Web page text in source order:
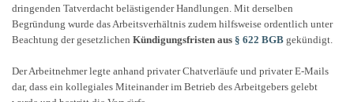
dringenden Tatverdacht belästigender Handlungen. Mit derselben
Begründung wurde das Arbeitsverhältnis zudem hilfsweise ordentlich unter
Beachtung der gesetzlichen Kündigungsfristen aus § 622 BGB gekündigt.
Der Arbeitnehmer legte anhand privater Chatverläufe und privater E-Mails
dar, dass ein kollegiales Miteinander im Betrieb des Arbeitgebers gelebt